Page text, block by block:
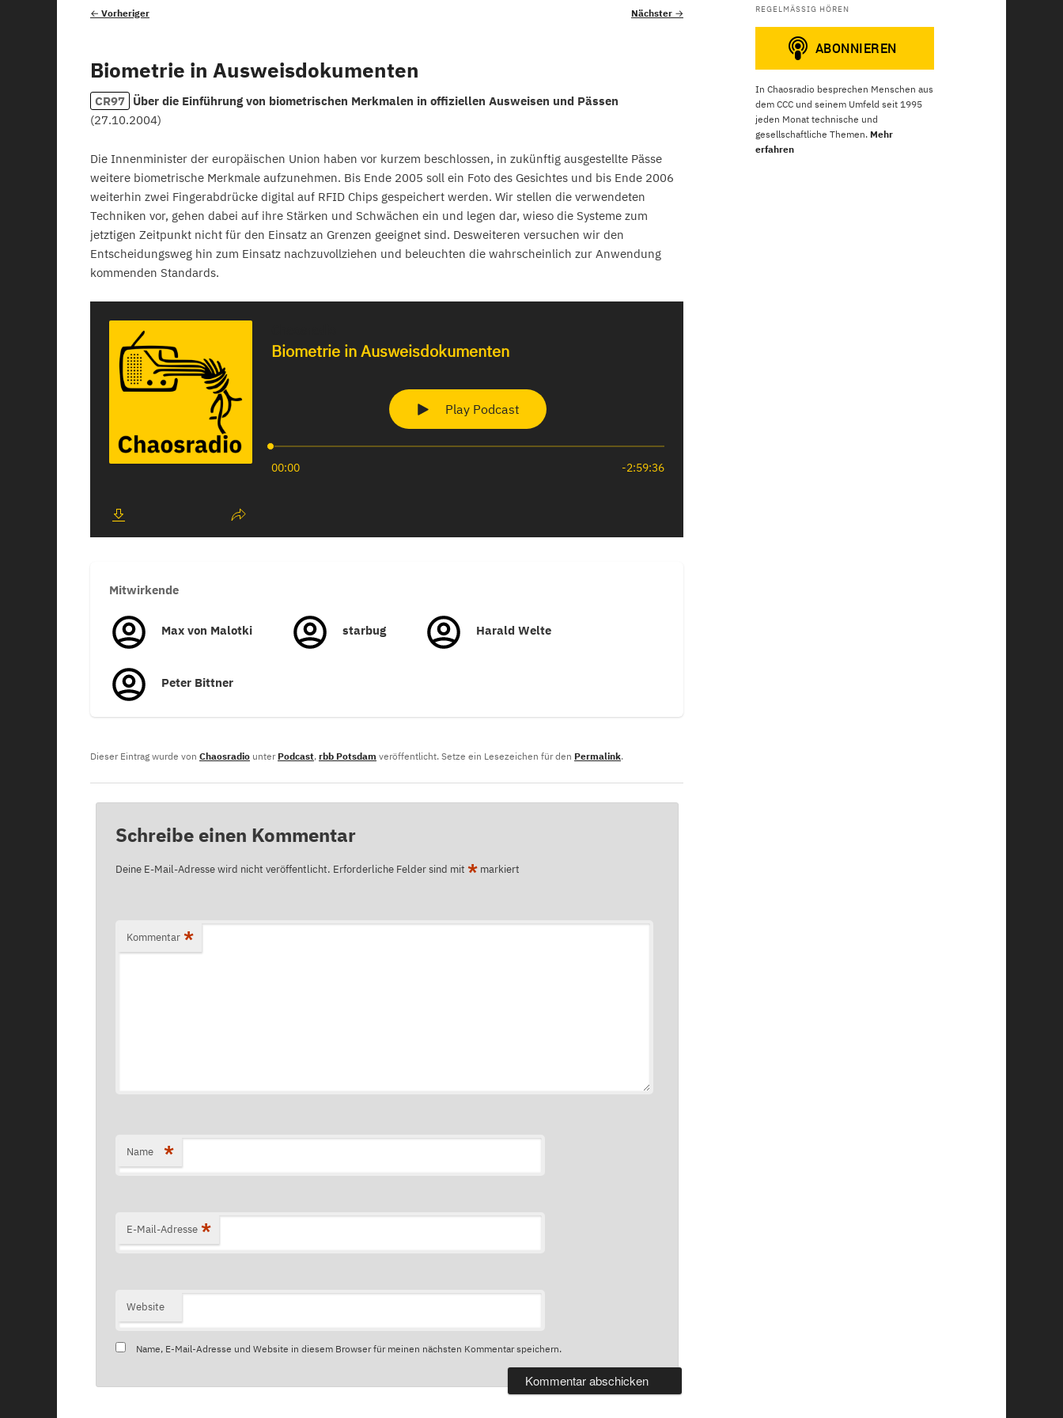
Beitragsnavigation
← Vorheriger Nächster →
Biometrie in Ausweisdokumenten
CR97 Über die Einführung von biometrischen Merkmalen in offiziellen Ausweisen und Pässen
(27.10.2004)
Die Innenminister der europäischen Union haben vor kurzem beschlossen, in zukünftig ausgestellte Pässe
weitere biometrische Merkmale aufzunehmen. Bis Ende 2005 soll ein Foto des Gesichtes und bis Ende 2006
weiterhin zwei Fingerabdrücke digital auf RFID Chips gespeichert werden. Wir stellen die verwendeten
Techniken vor, gehen dabei auf ihre Stärken und Schwächen ein und legen dar, wieso die Systeme zum
jetztigen Zeitpunkt nicht für den Einsatz an Grenzen geeignet sind. Desweiteren versuchen wir den
Entscheidungsweg hin zum Einsatz nachzuvollziehen und beleuchten die wahrscheinlich zur Anwendung
kommenden Standards.
Mitwirkende
Max von Malotki starbug Harald Welte
Peter Bittner
Dieser Eintrag wurde von Chaosradio unter Podcast, rbb Potsdam veröffentlicht. Setze ein Lesezeichen für den Permalink.
Schreibe einen Kommentar
Deine E-Mail-Adresse wird nicht veröffentlicht. Erforderliche Felder sind mit *markiert
Kommentar *
Name *
E-Mail-Adresse *
Website
Name, E-Mail-Adresse und Website in diesem Browser für meinen nächsten Kommentar speichern.
REGELMÄSSIG HÖREN
In Chaosradio besprechen Menschen aus
dem CCC und seinem Umfeld seit 1995
jeden Monat technische und
gesellschaftliche Themen. Mehr
erfahren